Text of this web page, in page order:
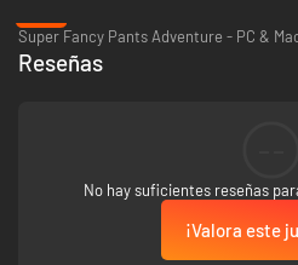
Por el creador de HepHep Fever
Reseñas
No hay suficientes reseñas
¡Valora este